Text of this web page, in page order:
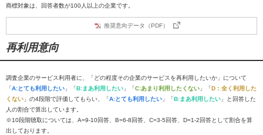
商標対象は、回答者数が100人以上の企業です。
推奨意向データ（PDF）
再利用意向
調査企業のサービス利用者に、「どの程度その企業のサービスを再利用したいか」について
「A:とても利用したい 」「B:まあ利用したい 」「C:あまり利用したくない 」「D：全く利用した
くない 」の4段階で評価してもらい、「A:とても利用したい 」「B:まあ利用したい 」と回答した
人の割合で算出しています。
※10段階聴取については、A=9-10回答、B=6-8回答、C=3-5回答、D=1-2回答として割合を算
出しております。